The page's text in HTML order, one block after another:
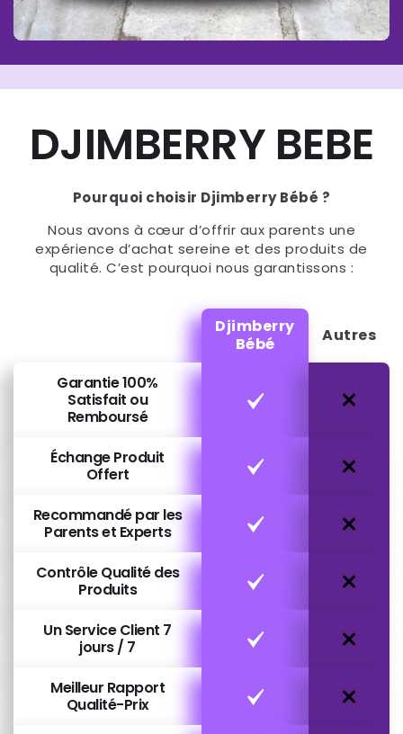
DJIMBERRY BEBE
Pourquoi choisir Djimberry Bébé ?
Nous avons à cœur d’offrir aux parents une
expérience d’achat sereine et des produits de
qualité. C’est pourquoi nous garantissons :
Djimberry
Bébé
Autres
Garantie 100%
Satisfait ou
Remboursé
Échange Produit
Offert
Recommandé par les
Parents et Experts
Contrôle Qualité des
Produits
Un Service Client 7
jours / 7
Meilleur Rapport
Qualité-Prix